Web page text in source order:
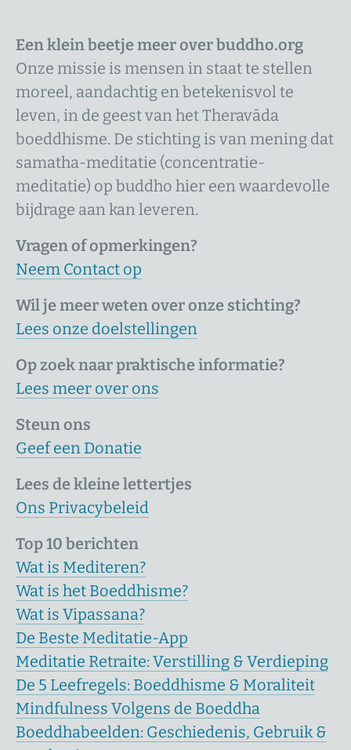
Een klein beetje meer over buddho.org
Onze missie is mensen in staat te stellen
moreel, aandachtig en betekenisvol te
leven, in de geest van het Theravāda
boeddhisme. De stichting is van mening dat
samatha-meditatie (concentratie-
meditatie) op buddho hier een waardevolle
bijdrage aan kan leveren.
Vragen of opmerkingen?
Neem Contact op
Wil je meer weten over onze stichting?
Lees onze doelstellingen
Op zoek naar praktische informatie?
Lees meer over ons
Steun ons
Geef een Donatie
Lees de kleine lettertjes
Ons Privacybeleid
Top 10 berichten
Wat is Mediteren?
Wat is het Boeddhisme?
Wat is Vipassana?
De Beste Meditatie-App
Meditatie Retraite: Verstilling & Verdieping
De 5 Leefregels: Boeddhisme & Moraliteit
Mindfulness Volgens de Boeddha
Boeddhabeelden: Geschiedenis, Gebruik &